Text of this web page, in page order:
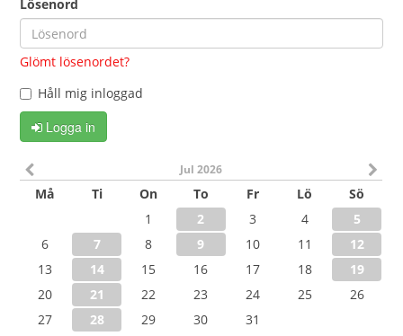
Lösenord
Glömt lösenordet?
Håll mig inloggad
Logga in
Jul 2026
Må Ti On To Fr Lö
Sö
1
2 3 4
5
6
7 8 9 10 11
12
13
14 15 16 17 18
19
20
21 22 23 24 25
26
27
28 29 30 31